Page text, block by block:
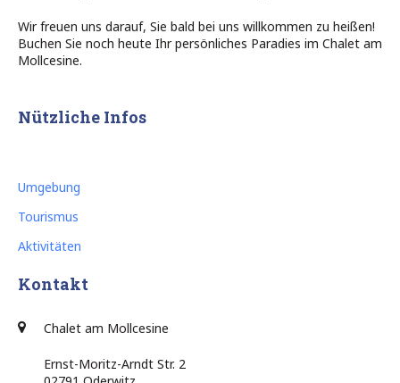
Wir freuen uns darauf, Sie bald bei uns willkommen zu heißen!
Buchen Sie noch heute Ihr persönliches Paradies im Chalet am
Mollcesine.
Nützliche Infos
Umgebung
Tourismus
Aktivitäten
Kontakt
Chalet am Mollcesine
Ernst-Moritz-Arndt Str. 2